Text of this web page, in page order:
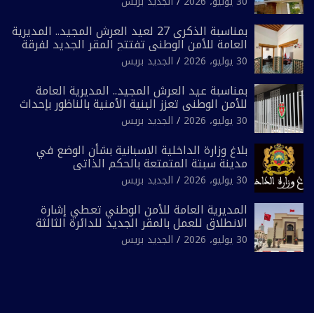
ضيق”
بمناسبة الذكرى 27 لعيد العرش المجيد.. المديرية
العامة للأمن الوطني تفتتح المقر الجديد لفرقة
الشرطة السياحية بفاس
30 يوليو، 2026 الجديد بريس
بمناسبة عيد العرش المجيد.. المديرية العامة
للأمن الوطني تعزز البنية الأمنية بالناظور بإحداث
فرقتين جديدتين
30 يوليو، 2026 الجديد بريس
بلاغ وزارة الداخلية الاسبانية بشأن الوضع في
مدينة سبتة المتمتعة بالحكم الذاتي
30 يوليو، 2026 الجديد بريس
المديرية العامة للأمن الوطني تعطي إشارة
الانطلاق للعمل بالمقر الجديد للدائرة الثالثة
للشرطة بولاية أمن العيون
30 يوليو، 2026 الجديد بريس